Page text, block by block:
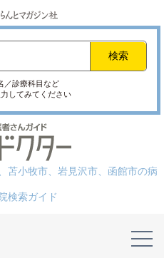
／診療科目など
してみてください
苫小牧市、岩見沢市、函館市の病
検索ガイド